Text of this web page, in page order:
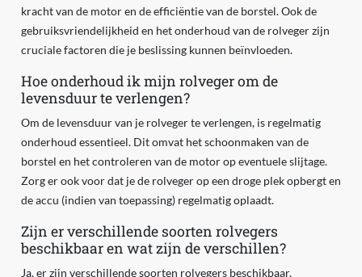
kracht van de motor en de efficiëntie van de borstel. Ook de
gebruiksvriendelijkheid en het onderhoud van de rolveger zijn
cruciale factoren die je beslissing kunnen beïnvloeden.
Hoe onderhoud ik mijn rolveger om de
levensduur te verlengen?
Om de levensduur van je rolveger te verlengen, is regelmatig
onderhoud essentieel. Dit omvat het schoonmaken van de
borstel en het controleren van de motor op eventuele slijtage.
Zorg er ook voor dat je de rolveger op een droge plek opbergt en
de accu (indien van toepassing) regelmatig oplaadt.
Zijn er verschillende soorten rolvegers
beschikbaar en wat zijn de verschillen?
Ja, er zijn verschillende soorten rolvegers beschikbaar,